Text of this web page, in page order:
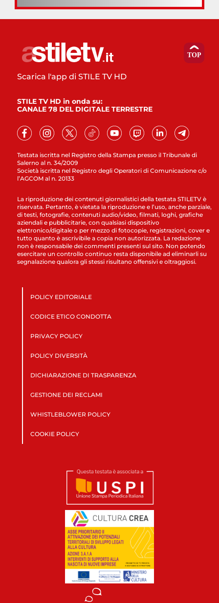
Testata iscritta nel Registro della Stampa presso il Tribunale di
Salerno al n. 34/2009
Società iscritta nel Registro degli Operatori di Comunicazione c/o
l’AGCOM al n. 20133
Scarica l'app di STILE TV HD
STILE TV HD in onda su:
CANALE 78 DEL DIGITALE TERRESTRE
La riproduzione dei contenuti giornalistici della testata STILETV è
riservata. Pertanto, è vietata la riproduzione e l’uso, anche parziale,
di testi, fotografie, contenuti audio/video, filmati, loghi, grafiche
aziendali e pubblicitarie, con qualsiasi dispositivo
elettronico/digitale o per mezzo di fotocopie, registrazioni, cover e
tutto quanto è ascrivibile a copia non autorizzata. La redazione
non è responsabile dei commenti presenti sul sito. Non potendo
esercitare un controllo continuo resta disponibile ad eliminarli su
segnalazione qualora gli stessi risultano offensivi e oltraggiosi.
POLICY EDITORIALE
CODICE ETICO CONDOTTA
PRIVACY POLICY
POLICY DIVERSITÀ
DICHIARAZIONE DI TRASPARENZA
GESTIONE DEI RECLAMI
WHISTLEBLOWER POLICY
COOKIE POLICY